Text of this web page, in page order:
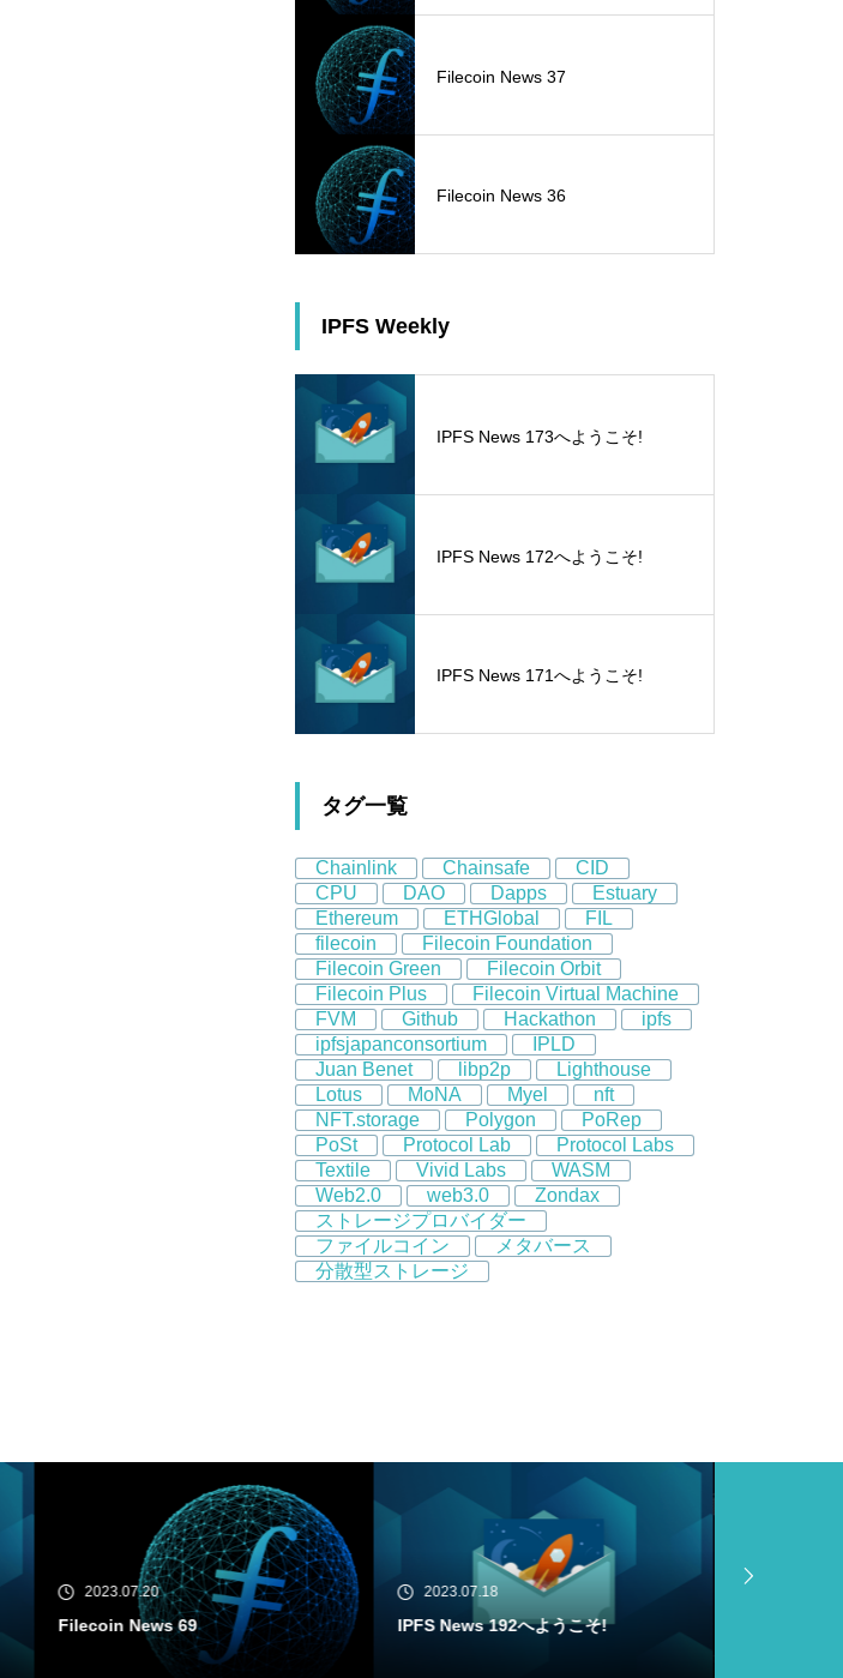
Filecoin News 37
Filecoin News 36
IPFS Weekly
IPFS News 173へようこそ!
IPFS News 172へようこそ!
IPFS News 171へようこそ!
タグ一覧
Chainlink Chainsafe
CID
CPU
DAO Dapps
Estuary
Ethereum
ETHGlobal
FIL
filecoin
Filecoin Foundation
Filecoin Green
Filecoin Orbit
Filecoin Plus
Filecoin Virtual Machine
FVM
Github Hackathon
ipfs
ipfsjapanconsortium
IPLD
Juan Benet
libp2p
Lighthouse
Lotus
MoNA Myel
nft
NFT.storage
Polygon
PoRep
PoSt
Protocol Lab
Protocol Labs
Textile
Vivid Labs
WASM
Web2.0
web3.0
Zondax
ストレージプロバイダー
ファイルコイン
メタバース
分散型ストレージ
2023.07.18
IPFS News 192へようこそ!
2023.07.18
Filecoin Virtual Machine (FVM) Buil